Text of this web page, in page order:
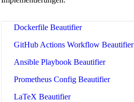
Dockerfile Beautifier
GitHub Actions Workflow Beautifier
Ansible Playbook Beautifier
Prometheus Config Beautifier
LaTeX Beautifier